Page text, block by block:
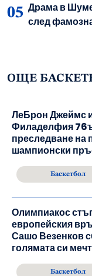
Драма в
след
ОЩЕ
ЛеБрон Джеймс
Филаделфия
преследване на
шампионски
Баскетбол
Олимпиакос
европейския
Сашо Везенков
голямата си
Баскетбол